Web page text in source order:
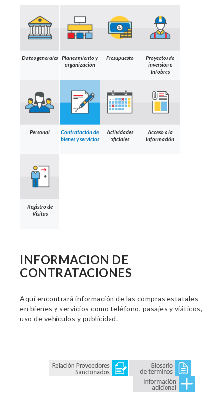
Datos generales
Planeamiento y
organización
Presupuesto
Proyectos de
inversión e
Infobras
Personal
Contratación de
bienes y servicios
Actividades
oficiales
Acceso a la
información
Registro de
Visitas
INFORMACION DE
CONTRATACIONES
Aquí encontrará información de las compras estatales
en bienes y servicios como teléfono, pasajes y viáticos,
uso de vehículos y publicidad.